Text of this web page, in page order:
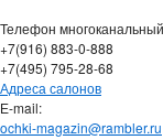
Телефон
+7(916) 883-0-888
+7(495) 795-28-68
Адреса салонов
Е-mail:
ochki-magazin@rambler.ru